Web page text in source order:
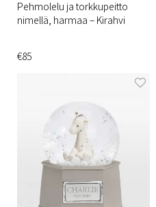
Pehmolelu ja torkkupeitto
nimellä, harmaa – Kirahvi
€85